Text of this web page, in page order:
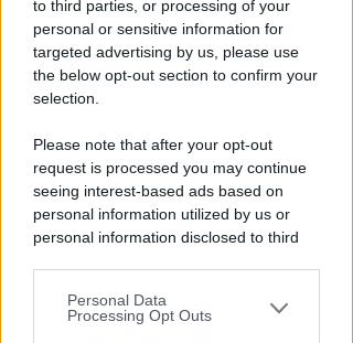
to third parties, or processing of your
personal or sensitive information for
targeted advertising by us, please use
the below opt-out section to confirm your
selection.
Please note that after your opt-out
request is processed you may continue
seeing interest-based ads based on
personal information utilized by us or
personal information disclosed to third
You may separately opt-out of the further
disclosure of your personal information
Personal Data
Processing Opt Outs
dell'anno
diRedazione
APPROVATO DAL CDA